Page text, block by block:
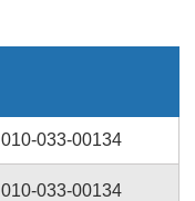
010-033-00134
010-033-00134